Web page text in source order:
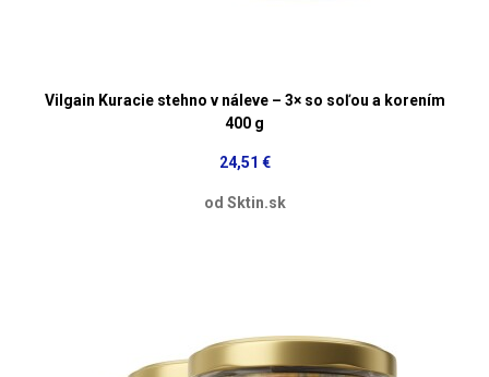
Vilgain Kuracie stehno v náleve – 3× so soľou a korením
400 g
24,51 €
od Sktin.sk